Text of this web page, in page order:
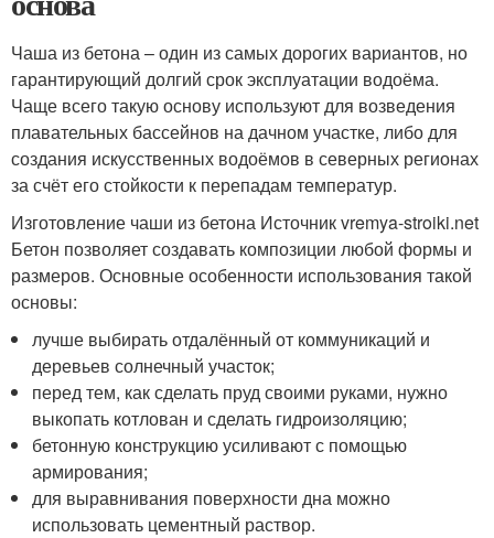
Чаша из бетона – один из самых дорогих вариантов, но
гарантирующий долгий срок эксплуатации водоёма.
Чаще всего такую основу используют для возведения
плавательных бассейнов на дачном участке, либо для
создания искусственных водоёмов в северных регионах
за счёт его стойкости к перепадам температур.
Изготовление чаши из бетона Источник vremya-stroiki.net
Бетон позволяет создавать композиции любой формы и
размеров. Основные особенности использования такой
основы:
лучше выбирать отдалённый от коммуникаций и
деревьев солнечный участок;
перед тем, как сделать пруд своими руками, нужно
выкопать котлован и сделать гидроизоляцию;
бетонную конструкцию усиливают с помощью
армирования;
для выравнивания поверхности дна можно
использовать цементный раствор.